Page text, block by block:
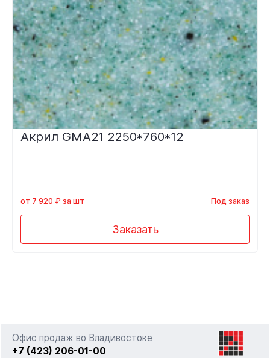
Акрил GMA21 2250*760*12
от 7 920 ₽ за шт Под заказ
Заказать
Офис продаж во Владивостоке
+7 (423) 206-01-00